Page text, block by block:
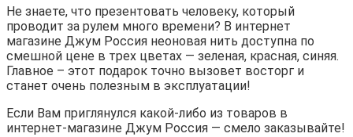
Не знаете, что презентовать человеку, который
проводит за рулем много времени? В интернет
магазине Джум Россия неоновая нить доступна по
смешной цене в трех цветах — зеленая, красная, синяя.
Главное – этот подарок точно вызовет восторг и
станет очень полезным в эксплуатации!
Если Вам приглянулся какой-либо из товаров в
интернет-магазине Джум Россия — смело заказывайте!